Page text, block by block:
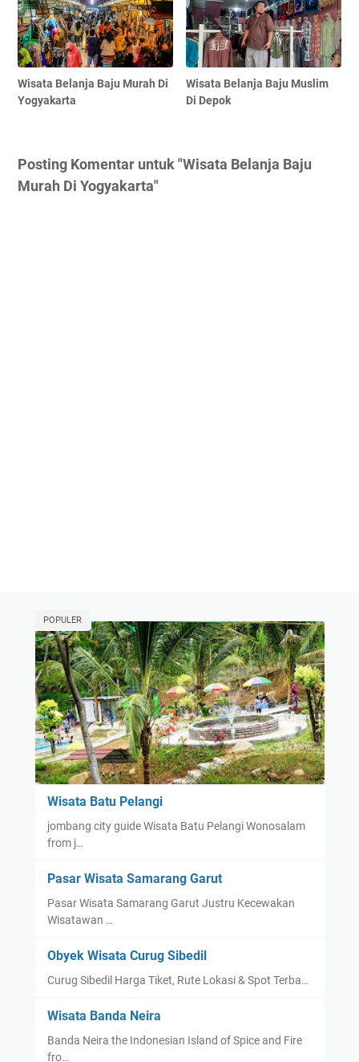
Wisata Belanja Baju Murah Di
Yogyakarta
Wisata Belanja Baju Muslim
Di Depok
Posting Komentar untuk "Wisata Belanja Baju
Murah Di Yogyakarta"
POPULER
Wisata Batu Pelangi
jombang city guide Wisata Batu Pelangi Wonosalam
from j…
Pasar Wisata Samarang Garut
Pasar Wisata Samarang Garut Justru Kecewakan
Wisatawan …
Obyek Wisata Curug Sibedil
Curug Sibedil Harga Tiket, Rute Lokasi & Spot Terba…
Wisata Banda Neira
Banda Neira the Indonesian Island of Spice and Fire
fro…